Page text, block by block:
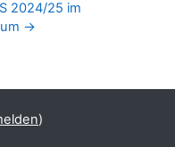
2024/25 im
→
)